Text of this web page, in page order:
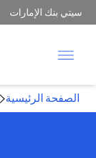
سيتي بنك الإمارات
الصفحة الرئيسية